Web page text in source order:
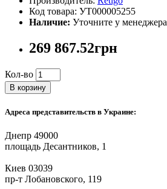
Код товара: УТ000005255
Наличие: Уточните у менеджера
269 867.52грн
Кол-во
В корзину
Адреса представительств в Украине:
Днепр 49000
площадь Десантников, 1
Киев 03039
пр-т Лобановского, 119